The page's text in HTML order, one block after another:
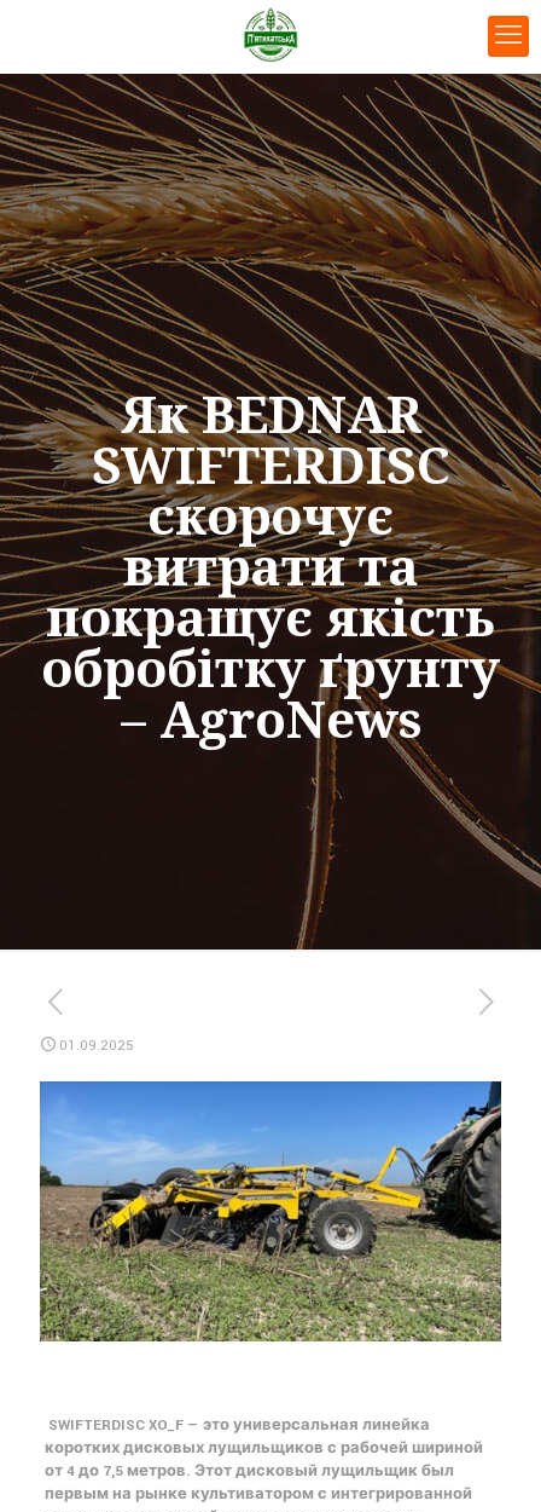
Як BEDNAR
SWIFTERDISC
скорочує
витрати та
покращує якість
обробітку ґрунту
– AgroNews
01.09.2025
SWIFTERDISC XO_F — это универсальная линейка
коротких дисковых лущильщиков с рабочей шириной
от 4 до 7,5 метров. Этот дисковый лущильщик был
первым на рынке культиватором с интегрированной